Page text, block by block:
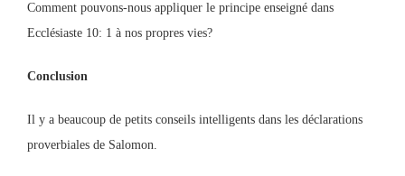
Comment pouvons-nous appliquer le principe enseigné dans
Ecclésiaste 10: 1 à nos propres vies?
Conclusion
Il y a beaucoup de petits conseils intelligents dans les déclarations
proverbiales de Salomon.